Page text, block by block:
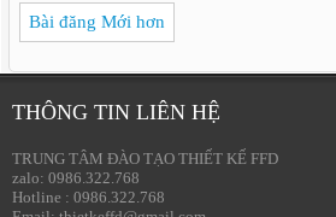
Bài đăng Mới hơn
THÔNG TIN LIÊN HỆ
TRUNG TÂM ĐÀO TẠO THIẾT KẾ FFD
zalo: 0986.322.768
Hotline : 0986.322.768